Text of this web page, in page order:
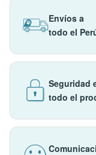
Envíos a
todo el
Seguridad
todo el